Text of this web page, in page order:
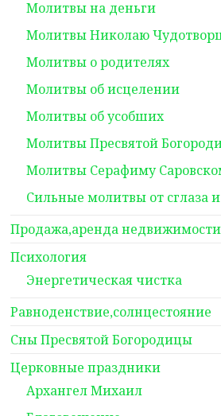
Молитвы на деньги
Молитвы Николаю
Молитвы о родителях
Молитвы об исцелении
Молитвы об усобших
Молитвы Пресвятой
Молитвы Серафиму
Сильные молитвы от сглаза
Продажа,аренда недвижимости
Психология
Энергетическая чистка
Равноденствие,солнцестояние
Сны Пресвятой Богородицы
Церковные праздники
Архангел Михаил